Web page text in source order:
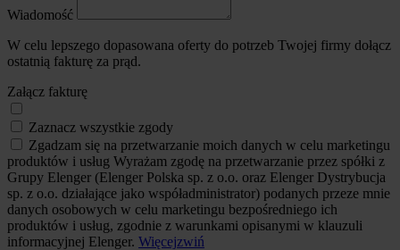
Wiadomość
W celu lepszego dopasowana oferty do potrzeb Twojej firmy dołącz
ostatnią fakturę za prąd.
Załącz fakturę
Zaznacz wszystkie zgody
Zgadzam się na przetwarzanie moich danych w celu marketingu
produktów i usług Wyrażam zgodę na przetwarzanie przez spółki z
Grupy Elenger (Elenger Polska sp. z o.o. oraz Elenger Dystrybucja
sp. z o.o. działające jako współadministrator) podanych przeze mnie
danych osobowych w celu marketingu bezpośredniego ich
produktów i usług, zgodnie z warunkami opisanymi w klauzuli
informacyjnej Elenger. Więcejzwiń